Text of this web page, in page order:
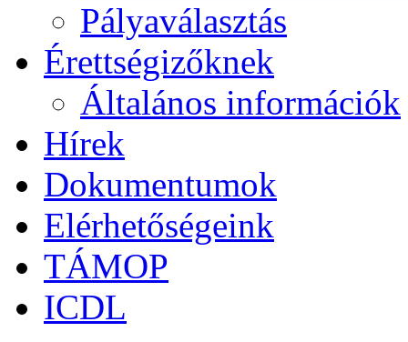
Pályaválasztás
Érettségizőknek
Általános információk
Hírek
Dokumentumok
Elérhetőségeink
TÁMOP
ICDL